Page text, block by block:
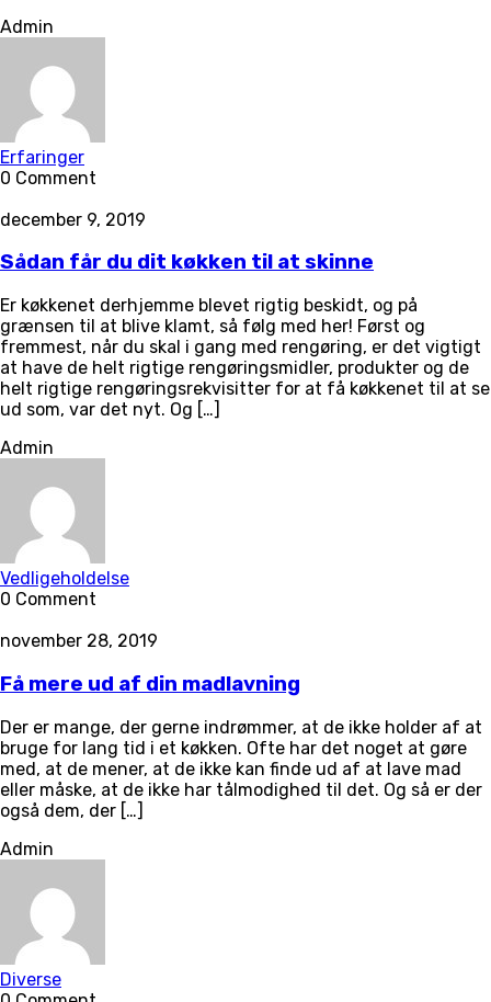
Admin
Erfaringer
0 Comment
december 9, 2019
Sådan får du dit køkken til at skinne
Er køkkenet derhjemme blevet rigtig beskidt, og på
grænsen til at blive klamt, så følg med her! Først og
fremmest, når du skal i gang med rengøring, er det vigtigt
at have de helt rigtige rengøringsmidler, produkter og de
helt rigtige rengøringsrekvisitter for at få køkkenet til at se
ud som, var det nyt. Og […]
Admin
Vedligeholdelse
0 Comment
november 28, 2019
Få mere ud af din madlavning
Der er mange, der gerne indrømmer, at de ikke holder af at
bruge for lang tid i et køkken. Ofte har det noget at gøre
med, at de mener, at de ikke kan finde ud af at lave mad
eller måske, at de ikke har tålmodighed til det. Og så er der
også dem, der […]
Admin
Diverse